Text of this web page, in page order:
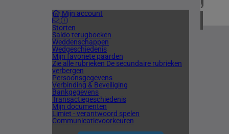
Mijn account
Storten
Saldo terugboeken
Weddenschappen
Wedgeschiedenis
Mijn favoriete paarden
Zie alle rubrieken De secundaire rubrieken
verbergen
Persoonsgegevens
Verbinding & Beveiliging
Bankgegevens
Transactiegeschiedenis
Mijn documenten
Limiet - verantwoord spelen
Communicatievoorkeuren
4